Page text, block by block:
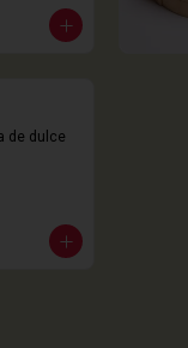
de dulce